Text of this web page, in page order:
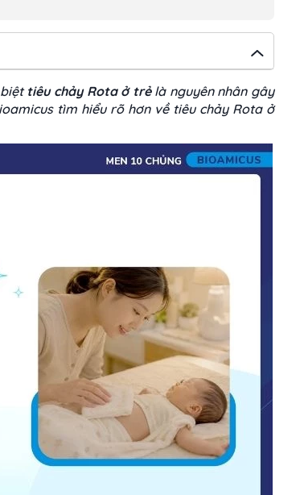
tiêu chảy Rota ở trẻlà nguyên nhân gây
tìm hiểu rõ hơn về tiêu chảy Rota ở